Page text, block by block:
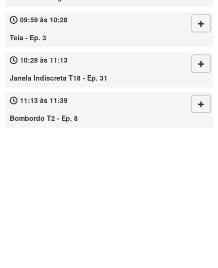
09:59 às 10:28
Teia - Ep. 3
10:28 às 11:13
Janela Indiscreta T18 - Ep. 31
11:13 às 11:39
Bombordo T2 - Ep. 8